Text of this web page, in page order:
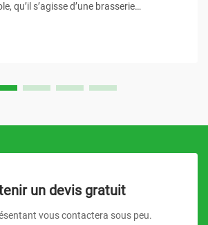
qu’il s’agisse d’une brasserie
un devis gratuit
vous contactera sous peu.